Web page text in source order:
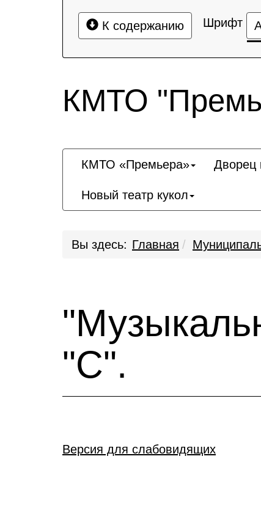
К содержанию Шрифт
КМТО
КМТО «Премьера» Дворец
Новый театр кукол
Вы здесь: Главная
"С".
Версия для слабовидящих